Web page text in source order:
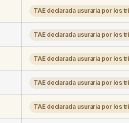
TAE declarada usuraria por los
TAE declarada usuraria por los
TAE declarada usuraria por los
TAE declarada usuraria por los
TAE declarada usuraria por los